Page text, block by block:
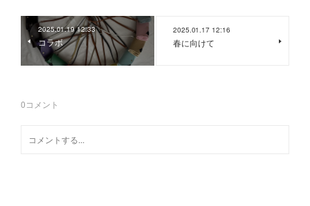
2025.01.19 12:33
コラボ
2025.01.17 12:16
春に向けて
0コメント